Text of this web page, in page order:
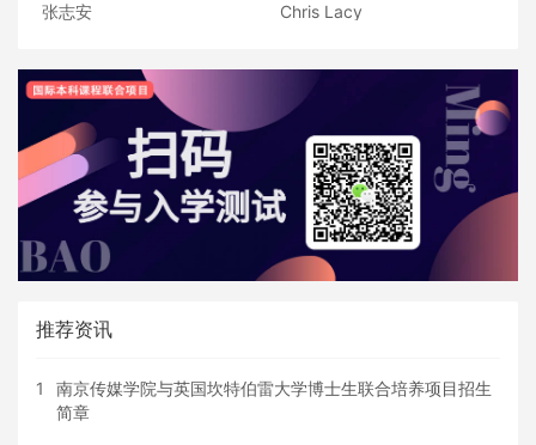
张志安 Chris Lacy
推荐资讯
1
南京传媒学院与英国坎特伯雷大学博士生联合培养项目招生
简章